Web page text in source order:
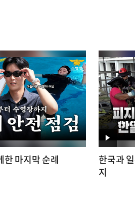
한 마지막 순례
영
상
한국과
지